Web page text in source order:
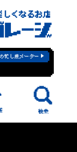
忙し度メーター